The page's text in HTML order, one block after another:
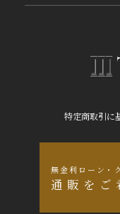
特定商取引に
無金利ローン・
通販をご